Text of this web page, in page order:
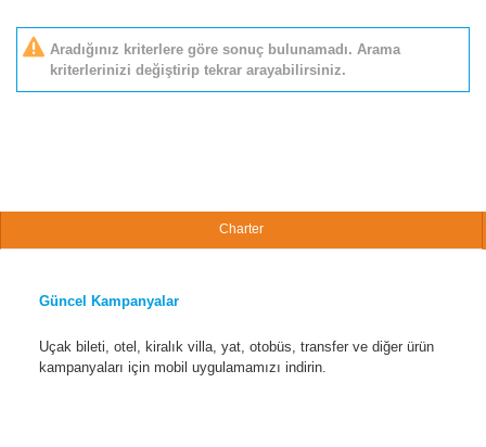
Aradığınız kriterlere göre sonuç bulunamadı. Arama
kriterlerinizi değiştirip tekrar arayabilirsiniz.
Charter
Güncel Kampanyalar
Uçak bileti, otel, kiralık villa, yat, otobüs, transfer ve diğer ürün
kampanyaları için mobil uygulamamızı indirin.